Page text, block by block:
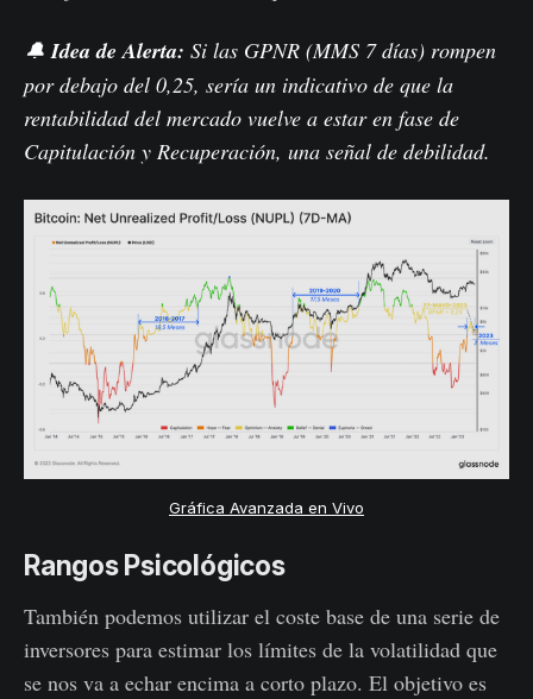
🔔Idea de Alerta: Si las GPNR (MMS 7 días) rompen
por debajo del 0,25, sería un indicativo de que la
rentabilidad del mercado vuelve a estar en fase de
Capitulación y Recuperación, una señal de debilidad.
Gráfica Avanzada en Vivo
Rangos Psicológicos
También podemos utilizar el coste base de una serie de
inversores para estimar los límites de la volatilidad que
se nos va a echar encima a corto plazo. El objetivo es